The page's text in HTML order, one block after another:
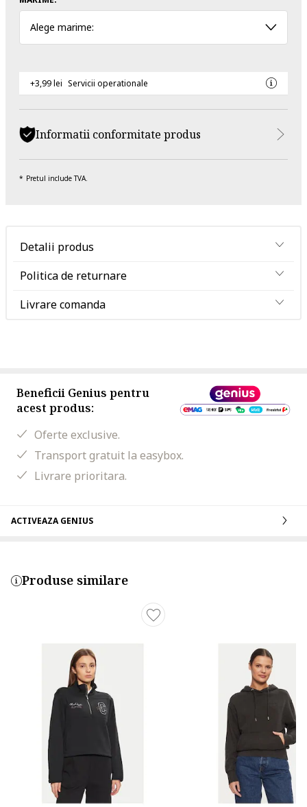
Alege marime:
+3,99 lei Servicii operationale
Informatii conformitate produs
Pretul include TVA.
Detalii produs
Politica de returnare
Livrare comanda
Beneficii Genius pentru
acest produs:
Oferte exclusive.
Transport gratuit la easybox.
Livrare prioritara.
ACTIVEAZA GENIUS
Produse similare